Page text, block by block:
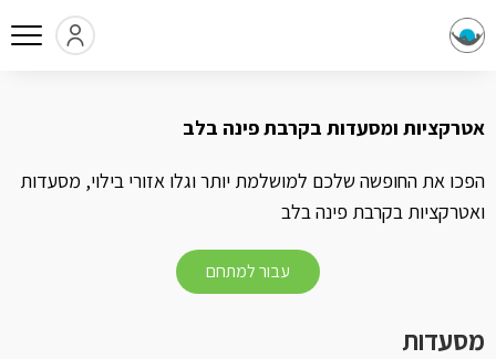
אטרקציות ומסעדות בקרבת פינה בלב
הפכו את החופשה שלכם למושלמת יותר וגלו אזורי בילוי, מסעדות
ואטרקציות בקרבת פינה בלב
עבור למתחם
מסעדות